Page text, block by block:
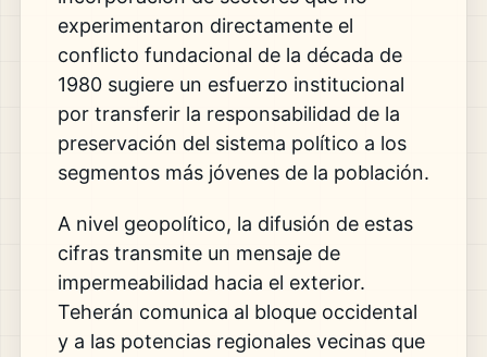
experimentaron directamente el
conflicto fundacional de la década de
1980 sugiere un esfuerzo institucional
por transferir la responsabilidad de la
preservación del sistema político a los
segmentos más jóvenes de la población.
A nivel geopolítico, la difusión de estas
cifras transmite un mensaje de
impermeabilidad hacia el exterior.
Teherán comunica al bloque occidental
y a las potencias regionales vecinas que